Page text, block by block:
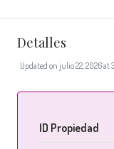
Detalles
Updated on julio 22, 2026 at
ID Propiedad